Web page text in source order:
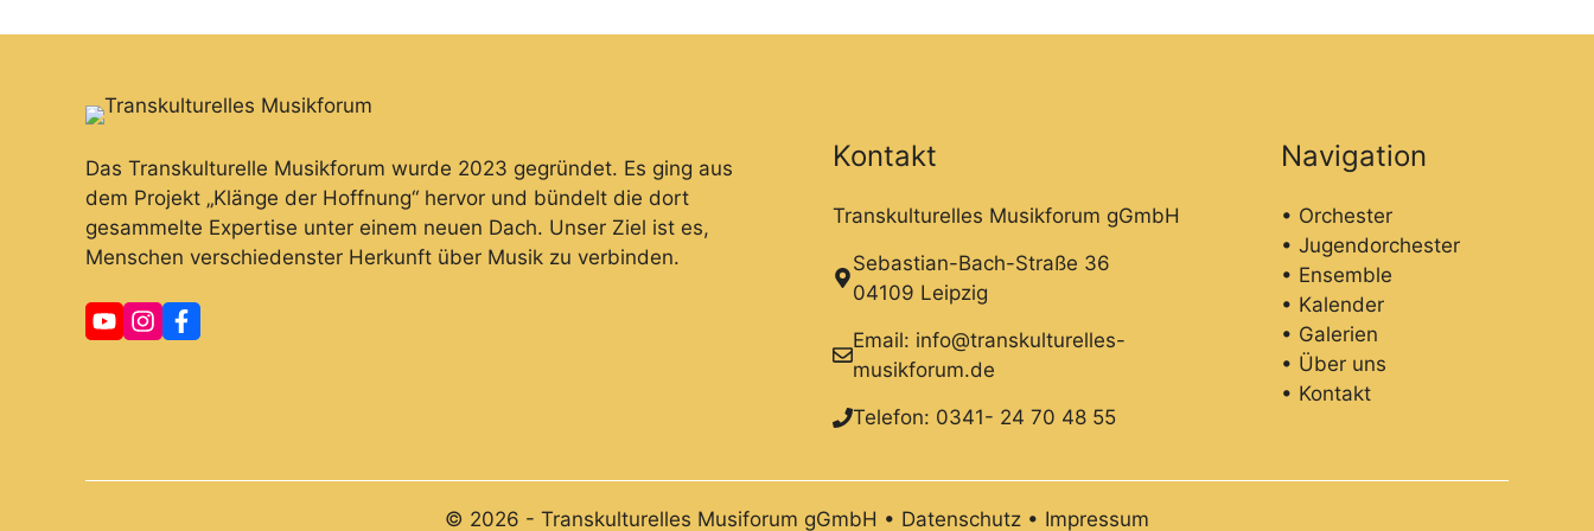
a
n
s
t
a
l
u
N
Das Transkulturelle Musikforum wurde 2023 gegründet. Es ging aus
dem Projekt „Klänge der Hoffnung“ hervor und bündelt die dort
gesammelte Expertise unter einem neuen Dach. Unser Ziel ist es,
Menschen verschiedenster Herkunft über Musik zu verbinden.
Kontakt
Transkulturelles Musikforum gGmbH
Sebastian-Bach-Straße 36
04109 Leipzig
Email: info@transkulturelles-
musikforum.de
Telefon: 0341- 24 70 48 55
Navigation
• Orchester
• Jugendorchester
• Ensemble
• Kalender
• Galerien
• Über uns
• Kontakt
© 2026 - Transkulturelles Musiforum gGmbH • Datenschutz • Impressum